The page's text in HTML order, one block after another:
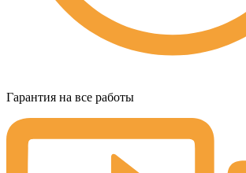
Гарантия на все работы